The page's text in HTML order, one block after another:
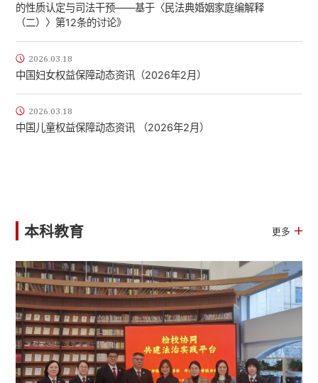
的性质认定与司法干预——基于〈民法典婚姻家庭编解释
（二）〉第12条的讨论》
2026.03.18
中国妇女权益保障动态资讯（2026年2月）
2026.03.18
中国儿童权益保障动态资讯 （2026年2月）
本科教育 更多